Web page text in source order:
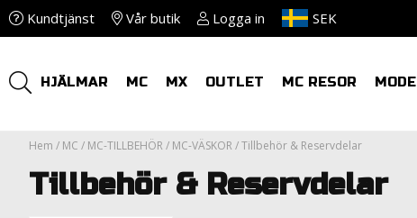
Kundtjänst Vår butik Logga in SEK
HJÄLMAR MC MX OUTLET MC RESOR MODE
Hem / MC / MC-TILLBEHÖR / MC-VÄSKOR /Tillbehör & Reservdelar
Tillbehör & Reservdelar